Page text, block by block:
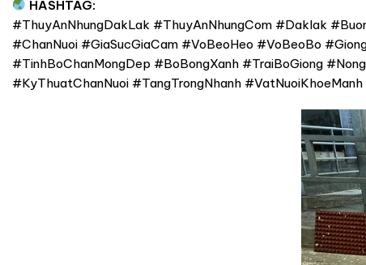
HASHTAG:
#ThuyAnNhungDakLak #ThuyAnNhungCom #Daklak
#ChanNuoi #GiaSucGiaCam #VoBeoHeo #VoBeoBo
#TinhBoChanMongDep #BoBongXanh #TraiBoGiong
#KyThuatChanNuoi #TangTrongNhanh #VatNuoiKhoeManh